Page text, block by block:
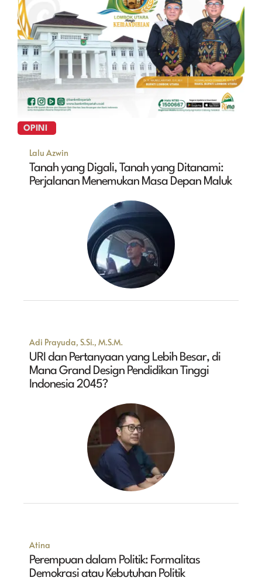
OPINI
Lalu Azwin
Tanah yang Digali, Tanah yang Ditanami:
Perjalanan Menemukan Masa Depan Maluk
Adi Prayuda, S.Si., M.S.M.
URI dan Pertanyaan yang Lebih Besar, di
Mana Grand Design Pendidikan Tinggi
Indonesia 2045?
Atina
Perempuan dalam Politik: Formalitas
Demokrasi atau Kebutuhan Politik